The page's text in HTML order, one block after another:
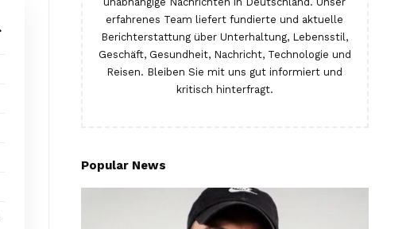
erfahrenes Team liefert fundierte und aktuelle
Berichterstattung über Unterhaltung, Lebensstil,
Geschäft, Gesundheit, Nachricht, Technologie und
Reisen. Bleiben Sie mit uns gut informiert und
kritisch hinterfragt.
Popular News